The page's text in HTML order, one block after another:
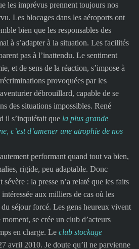
les imprévus prennent toujours nos
Les blocages dans les aéroports ont
bien que les responsables des
à s’adapter à la situation. Les facilités
pas à l’inattendu. Le sentiment
et de sens de la réaction, s’impose à
provoquées par les
débrouillard, capable de se
des situations impossibles. René
il s’inquiétait que la plus grande
c’est d’amener une atrophie de nos
performant quand tout va bien,
rigide, peu adaptable. Donc
: la presse n’a relaté que les faits
intéressée aux milliers de cas où les
séjour forcé. Les gens heureux vivent
se crée un club d’acteurs
en charge. Le club stockage
avril 2010. Je doute qu’il ne parvienne